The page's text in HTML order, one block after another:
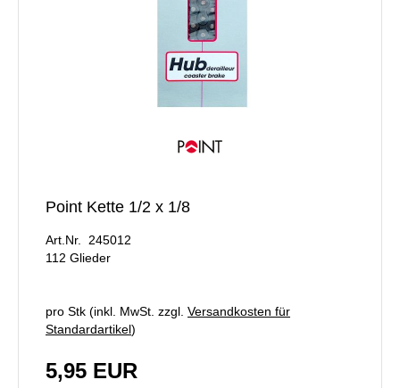
Point Kette 1/2 x 1/8
Art.Nr. 245012
112 Glieder
pro Stk (inkl. MwSt. zzgl. Versandkosten für
Standardartikel)
5,95 EUR